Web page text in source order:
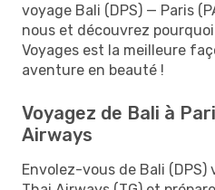
voyage Bali (DPS) — Paris
nous et découvrez pourquoi
Voyages est la meilleure
aventure en beauté !
Voyagez de Bali à
Airways
Envolez-vous de Bali (DPS)